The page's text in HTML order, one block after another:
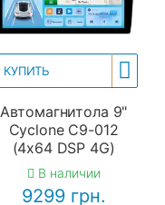
КУПИТЬ
Автомагнитола 9"
Cyclone C9-012
(4x64 DSP 4G)
В наличии
9299 грн.